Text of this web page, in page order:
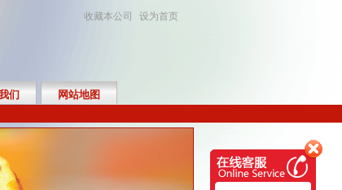
收藏本公司 设为首页
们 网站地图